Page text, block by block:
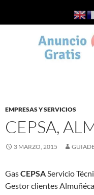
Guía de Almuñécar
EMPRESAS Y SERVICIOS
CEPSA,
3 MARZO, 2015
GasCEPSA Servicio
Gestor clientes